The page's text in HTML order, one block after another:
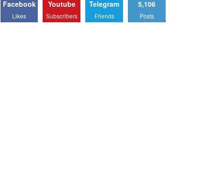
Facebook
Likes
Youtube
Subscribers
Telegram
Friends
5,106
Posts